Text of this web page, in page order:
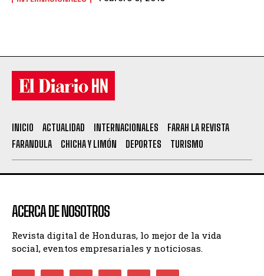
INICIO ACTUALIDAD INTERNACIONALES
FARAH LA REVISTA
FARANDULA
CHICHA Y LIMÓN DEPORTES TURISMO
ACERCA DE NOSOTROS
Revista digital de Honduras, lo mejor de la vida
social, eventos empresariales y noticiosas.